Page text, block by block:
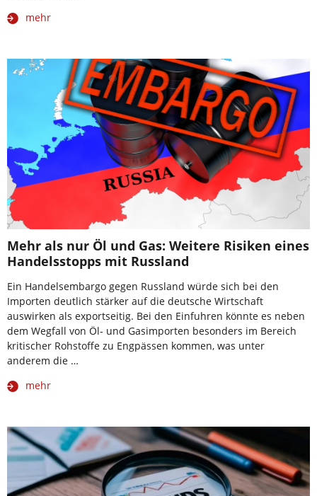
mehr
Mehr als nur Öl und Gas: Weitere Risiken eines
Handelsstopps mit Russland
Ein Handelsembargo gegen Russland würde sich bei den
Importen deutlich stärker auf die deutsche Wirtschaft
auswirken als exportseitig. Bei den Einfuhren könnte es neben
dem Wegfall von Öl- und Gasimporten besonders im Bereich
kritischer Rohstoffe zu Engpässen kommen, was unter
anderem die …
mehr